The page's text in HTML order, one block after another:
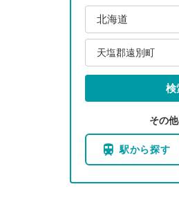
北海道
天塩郡遠別町
検
その
駅から探す